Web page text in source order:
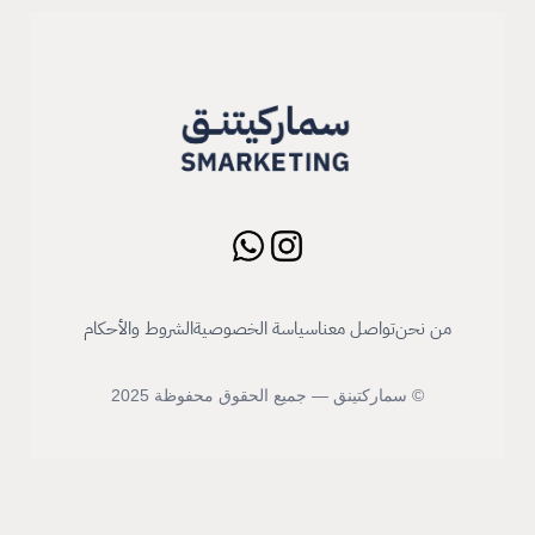
من نحنتواصل معناسياسة الخصوصيةالشروط والأحكام
© سماركتينق — جميع الحقوق محفوظة 2025